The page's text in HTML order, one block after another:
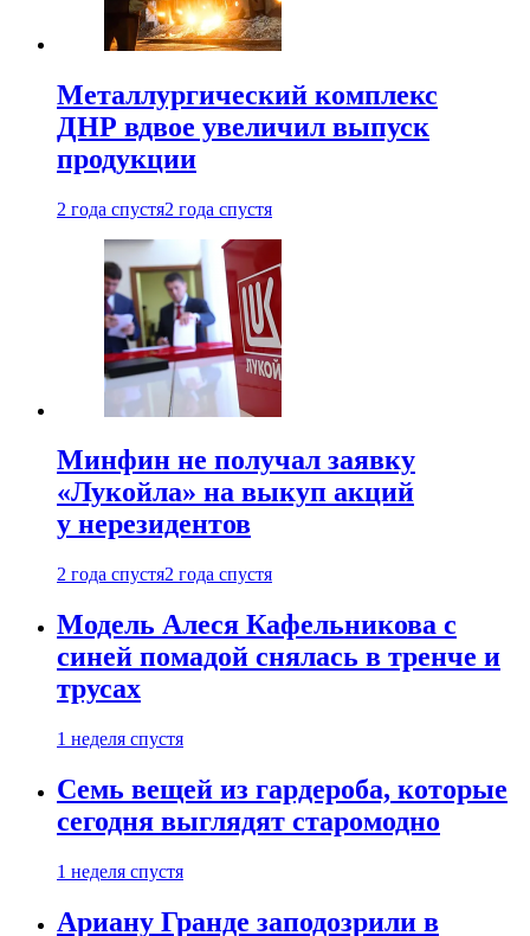
Металлургический комплекс
ДНР вдвое увеличил выпуск
продукции
2 года спустя2 года спустя
Минфин не получал заявку
«Лукойла» на выкуп акций
у нерезидентов
2 года спустя2 года спустя
Модель Алеся Кафельникова с
синей помадой снялась в тренче и
трусах
1 неделя спустя
Семь вещей из гардероба, которые
сегодня выглядят старомодно
1 неделя спустя
Ариану Гранде заподозрили в